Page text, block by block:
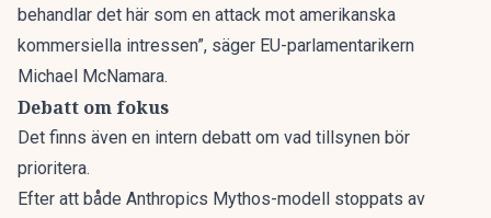
behandlar det här som en attack mot amerikanska
kommersiella intressen”, säger EU-parlamentarikern
Michael McNamara.
Debatt om fokus
Det finns även en intern debatt om vad tillsynen bör
prioritera.
Efter att både Anthropics Mythos-modell stoppats av